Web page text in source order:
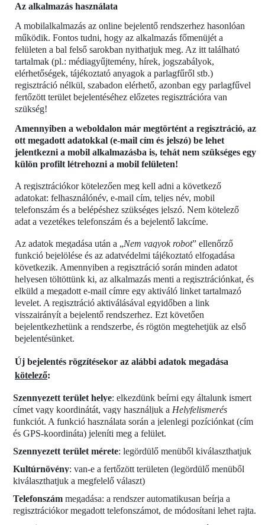
Az alkalmazás használata
A mobilalkalmazás az online bejelentő rendszerhez hasonlóan
működik. Fontos tudni, hogy az alkalmazás főmenüjét a
felületen a bal felső sarokban nyithatjuk meg. Az itt található
tartalmak (pl.: médiagyűjtemény, hírek, jogszabályok,
elérhetőségek, tájékoztató anyagok a parlagfűről stb.)
regisztráció nélkül, szabadon elérhető, azonban egy parlagfűvel
fertőzött terület bejelentéséhez előzetes regisztrációra van
szükség!
Amennyiben a weboldalon már megtörtént a regisztráció, az
ott megadott adatokkal (e-mail cím és jelszó) be lehet
jelentkezni a mobil alkalmazásba is, tehát nem szükséges egy
külön profilt létrehozni a mobil felületen!
A regisztrációkor kötelezően meg kell adni a következő
adatokat: felhasználónév, e-mail cím, teljes név, mobil
telefonszám és a belépéshez szükséges jelszó. Nem kötelező
adat a vezetékes telefonszám és a bejelentő lakcíme.
Az adatok megadása után a „Nem vagyok robot” ellenőrző
funkció bejelölése és az adatvédelmi tájékoztató elfogadása
következik. Amennyiben a regisztráció során minden adatot
helyesen töltöttünk ki, az alkalmazás menti a regisztrációnkat, és
elküld a megadott e-mail címre egy aktiváló linket tartalmazó
levelet. A regisztráció aktiválásával egyidőben a link
visszairányít a bejelentő rendszerhez. Ezt követően
bejelentkezhetünk a rendszerbe, és rögtön megtehetjük az első
bejelentésünket.
Új bejelentés rögzítésekor az alábbi adatok megadása
kötelező:
Szennyezett terület helye: elkezdünk beírni egy általunk ismert
címet vagy koordinátát, vagy használjuk a Helyfelismerés
funkciót. A funkció használata során a jelenlegi pozíciónkat (cím
és GPS-koordináta) jeleníti meg a felület.
Szennyezett terület mérete: legördülő menüből kiválaszthatjuk
Kultúrnövény: van-e a fertőzött területen (legördülő menüből
kiválaszthatjuk a megfelelő választ)
Telefonszám megadása: a rendszer automatikusan beírja a
regisztrációkor megadott telefonszámot, de módosítani lehet rajta.